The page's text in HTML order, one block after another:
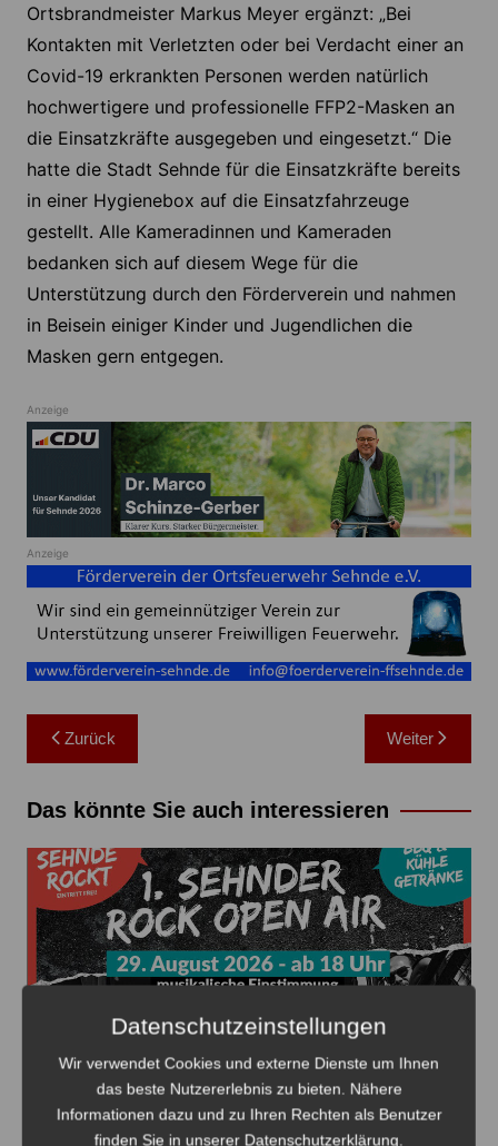
Ortsbrandmeister Markus Meyer ergänzt: „Bei
Kontakten mit Verletzten oder bei Verdacht einer an
Covid-19 erkrankten Personen werden natürlich
hochwertigere und professionelle FFP2-Masken an
die Einsatzkräfte ausgegeben und eingesetzt.“ Die
hatte die Stadt Sehnde für die Einsatzkräfte bereits
in einer Hygienebox auf die Einsatzfahrzeuge
gestellt. Alle Kameradinnen und Kameraden
bedanken sich auf diesem Wege für die
Unterstützung durch den Förderverein und nahmen
in Beisein einiger Kinder und Jugendlichen die
Masken gern entgegen.
Anzeige
Anzeige
Beitragsnavigation
Zurück Weiter
Das könnte Sie auch interessieren
Datenschutzeinstellungen
Wir verwendet Cookies und externe Dienste um Ihnen
das beste Nutzererlebnis zu bieten. Nähere
Informationen dazu und zu Ihren Rechten als Benutzer
finden Sie in unserer Datenschutzerklärung.